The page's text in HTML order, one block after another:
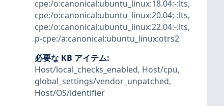
cpe:/o:canonical:ubuntu_linux:18.04:-:lts,
cpe:/o:canonical:ubuntu_linux:20.04:-:lts,
cpe:/o:canonical:ubuntu_linux:22.04:-:lts,
p-cpe:/a:canonical:ubuntu_linux:otrs2
必要な KB アイテム:
Host/local_checks_enabled, Host/cpu,
global_settings/vendor_unpatched,
Host/OS/identifier